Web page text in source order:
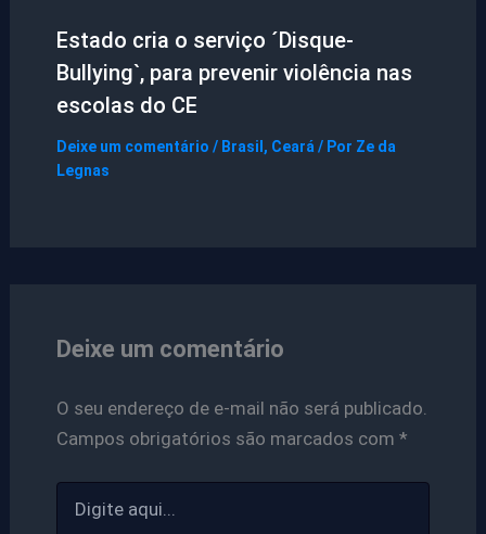
Estado cria o serviço ´Disque-
Bullying`, para prevenir violência nas
escolas do CE
Deixe um comentário / Brasil , Ceará/ Por Ze da
Legnas
Deixe um comentário
O seu endereço de e-mail não será publicado.
Campos obrigatórios são marcados com *
aqui...